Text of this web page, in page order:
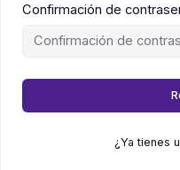
Confirmación de
¿Ya tienes